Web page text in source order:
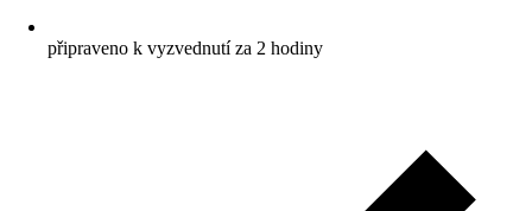
připraveno k vyzvednutí za 2 hodiny